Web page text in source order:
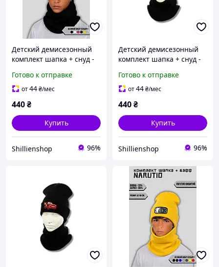
Детский демисезонный
комплект шапка + снуд -
Game
Готово к отправке
от44₴/мес
440₴
Купить
Shillienshop 96%
Детский демисезонный
комплект шапка + снуд -
Game
Готово к отправке
от44₴/мес
440₴
Купить
Shillienshop 96%